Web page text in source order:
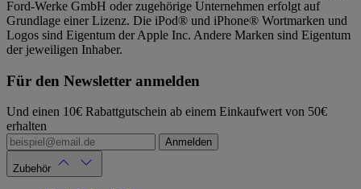
Ford-Werke GmbH oder zugehörige Unternehmen erfolgt auf
Grundlage einer Lizenz. Die iPod® und iPhone® Wortmarken und
Logos sind Eigentum der Apple Inc. Andere Marken sind Eigentum
der jeweiligen Inhaber.
Für den Newsletter anmelden
Und einen 10€ Rabattgutschein ab einem Einkaufwert von 50€
erhalten
Anmelden
Zubehör